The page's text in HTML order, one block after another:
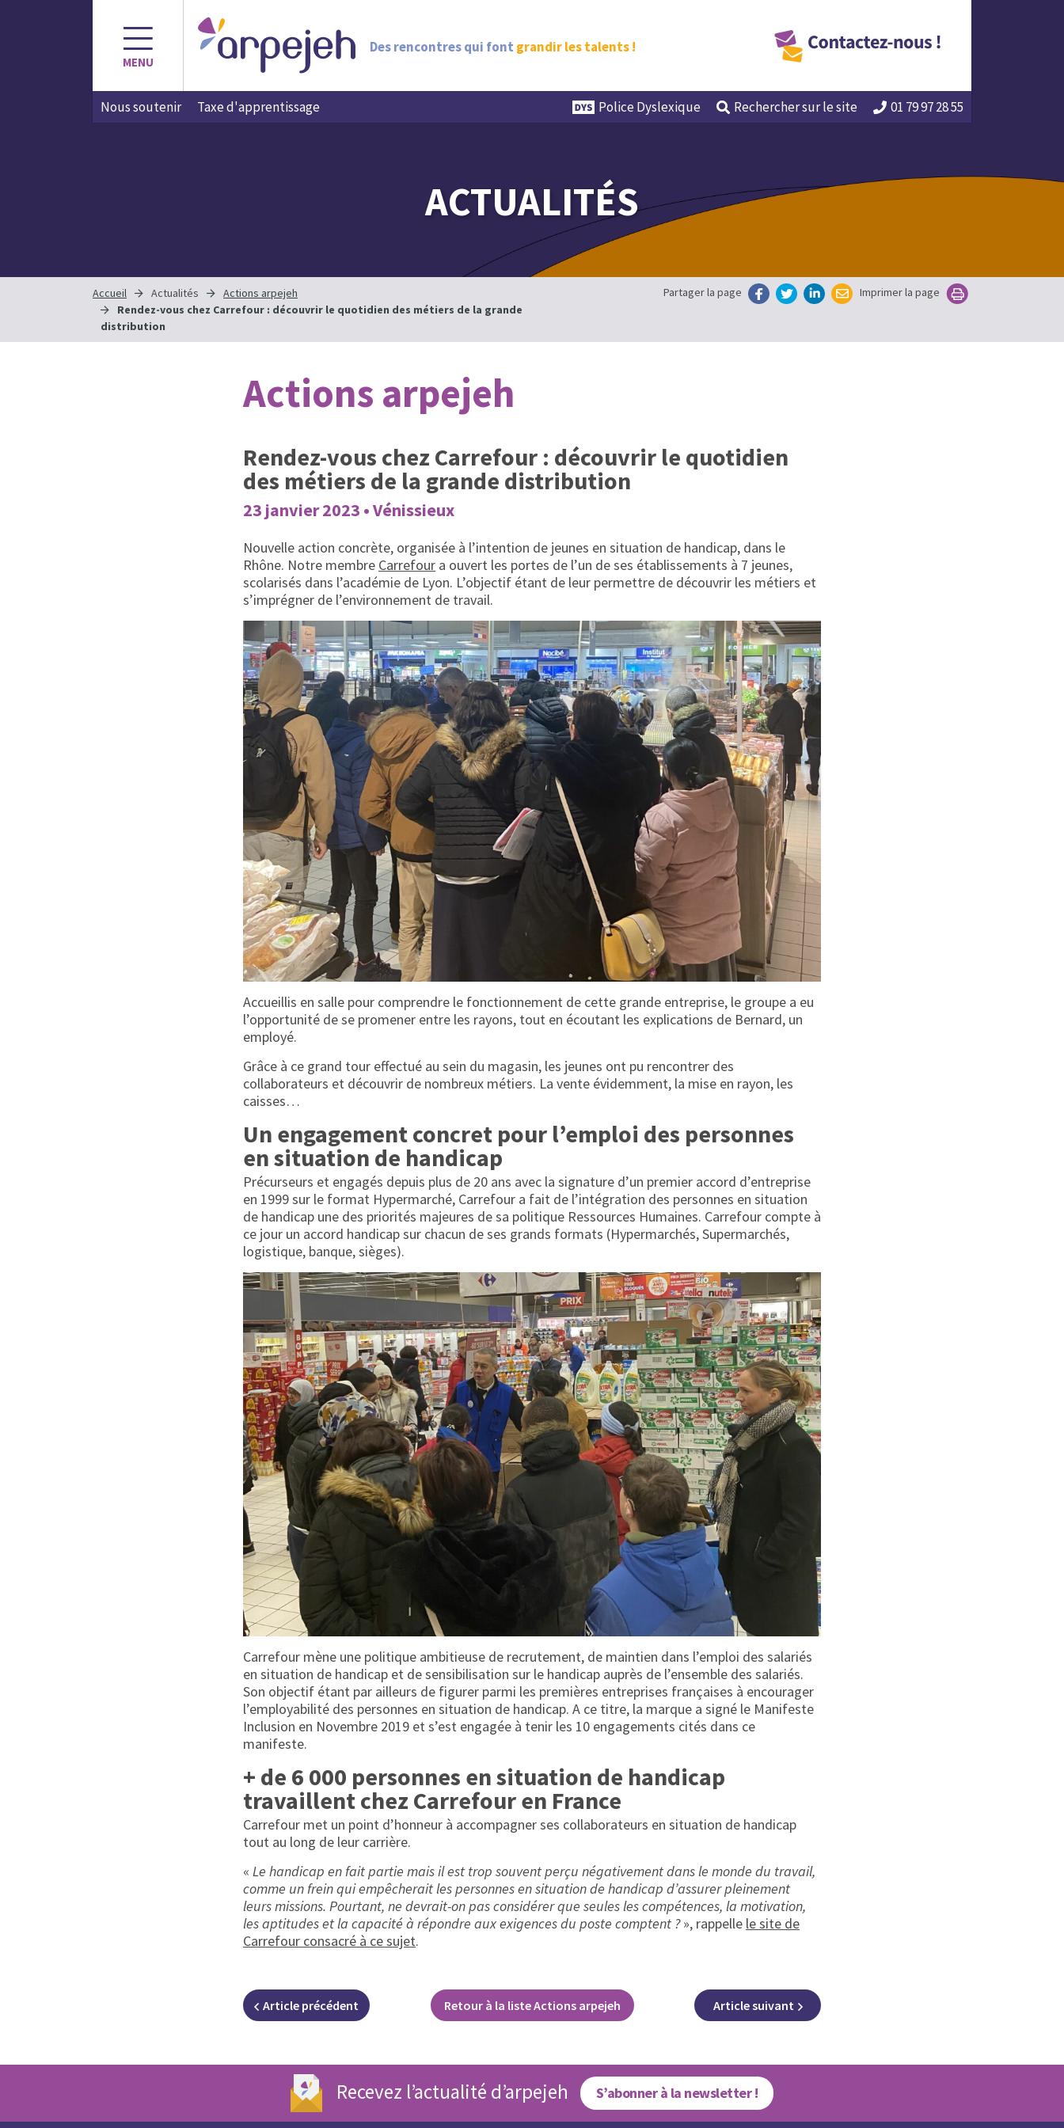
MENU
Des rencontres qui font grandir les talents !
Nous soutenir Taxe d'apprentissage Police Dyslexique Recherchersur le site 01 79 97 28 55
ACTUALITÉS
Accueil Actualités
Actions arpejeh
Rendez-vous chez Carrefour : découvrir le quotidien des métiers de la grande
distribution
Partager la page Imprimer la page
Actions arpejeh
Rendez-vous chez Carrefour : découvrir le quotidien
des métiers de la grande distribution
23 janvier 2023 • Vénissieux
Nouvelle action concrète, organisée à l’intention de jeunes en situation de handicap, dans le
Rhône. Notre membre Carrefour a ouvert les portes de l’un de ses établissements à 7 jeunes,
scolarisés dans l’académie de Lyon. L’objectif étant de leur permettre de découvrir les métiers et
s’imprégner de l’environnement de travail.
Accueillis en salle pour comprendre le fonctionnement de cette grande entreprise, le groupe a eu
l’opportunité de se promener entre les rayons, tout en écoutant les explications de Bernard, un
employé.
Grâce à ce grand tour effectué au sein du magasin, les jeunes ont pu rencontrer des
collaborateurs et découvrir de nombreux métiers. La vente évidemment, la mise en rayon, les
caisses…
Un engagement concret pour l’emploi des personnes
en situation de handicap
Précurseurs et engagés depuis plus de 20 ans avec la signature d’un premier accord d’entreprise
en 1999 sur le format Hypermarché, Carrefour a fait de l’intégration des personnes en situation
de handicap une des priorités majeures de sa politique Ressources Humaines. Carrefour compte à
ce jour un accord handicap sur chacun de ses grands formats (Hypermarchés, Supermarchés,
logistique, banque, sièges).
Carrefour mène une politique ambitieuse de recrutement, de maintien dans l’emploi des salariés
en situation de handicap et de sensibilisation sur le handicap auprès de l’ensemble des salariés.
Son objectif étant par ailleurs de figurer parmi les premières entreprises françaises à encourager
l’employabilité des personnes en situation de handicap. A ce titre, la marque a signé le Manifeste
Inclusion en Novembre 2019 et s’est engagée à tenir les 10 engagements cités dans ce
manifeste.
+ de 6 000 personnes en situation de handicap
travaillent chez Carrefour en France
Carrefour met un point d’honneur à accompagner ses collaborateurs en situation de handicap
tout au long de leur carrière.
« Le handicap en fait partie mais il est trop souvent perçu négativement dans le monde du travail,
comme un frein qui empêcherait les personnes en situation de handicap d’assurer pleinement
leurs missions. Pourtant, ne devrait-on pas considérer que seules les compétences, la motivation,
les aptitudes et la capacité à répondre aux exigences du poste comptent ?», rappelle le site de
Carrefour consacré à ce sujet.
Article précédent Retour à la liste Actions arpejeh Articlesuivant
Recevez l’actualité d’arpejeh S’abonner à la newsletter !